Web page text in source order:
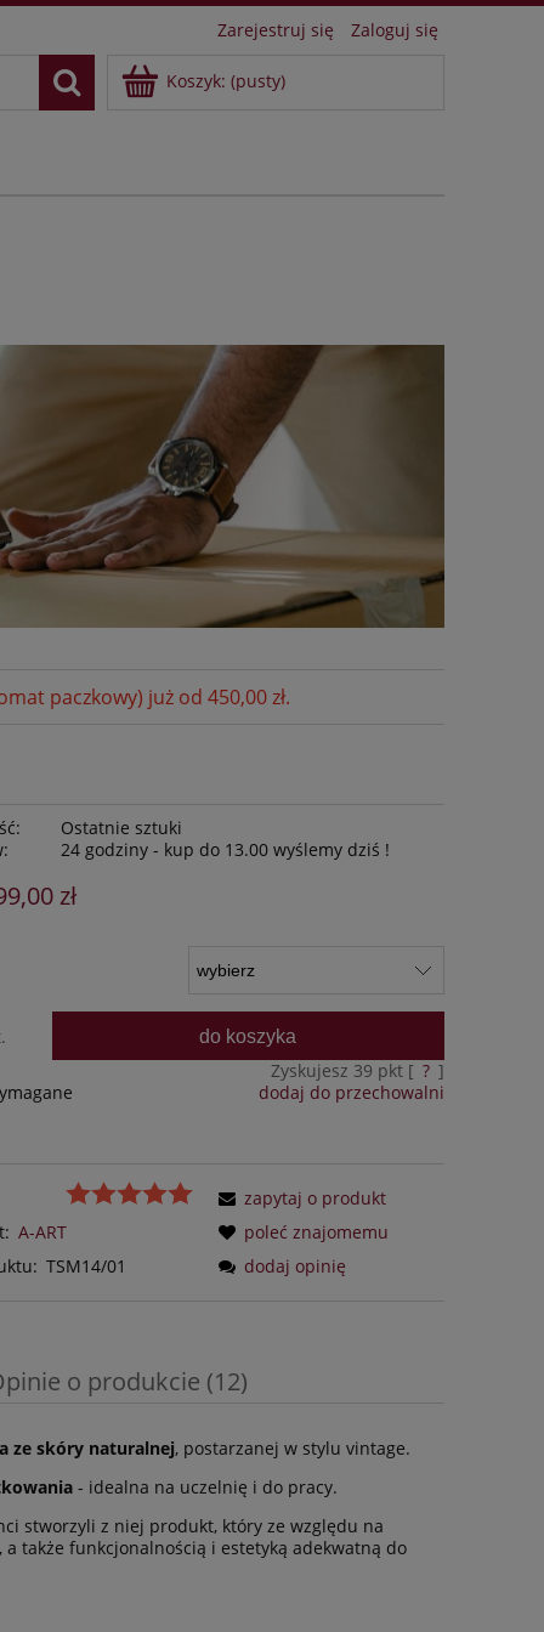
Zarejestruj się Zaloguj się
Koszyk: (pusty)
paczkowy) już od 450,00 zł.
Ostatnie sztuki
24 godziny - kup do 13.00 wyślemy dziś !
zł
do koszyka
Zyskujesz 39 pkt [ ? ]
dodaj do przechowalni
A-ART
TSM14/01
zapytaj o produkt
poleć znajomemu
dodaj opinię
o produkcie (12)
ze skóry naturalnej, postarzanej w stylu vintage.
- idealna na uczelnię i do pracy.
stworzyli z niej produkt, który ze względu na
także funkcjonalnością i estetyką adekwatną do